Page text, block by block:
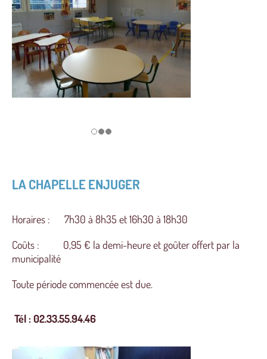
LA CHAPELLE ENJUGER
Horaires : 7h30 à 8h35 et 16h30 à 18h30
Coûts : 0,95 € la demi-heure et goûter offert par la
municipalité
Toute période commencée est due.
Tél : 02.33.55.94.46